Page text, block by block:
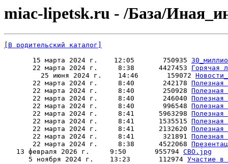
miac-lipetsk.ru - /База/
[В родительский каталог]
       15 марта 2024 г.    12:05       750935
       22 марта 2024 г.     8:38      4427453
Горячая
         25 июня 2024 г.    14:46       159072
       22 марта 2024 г.     8:40       242178
       22 марта 2024 г.     8:40       250928
       22 марта 2024 г.     8:40       246040
       22 марта 2024 г.     8:40       996548
       22 марта 2024 г.     8:41      5963298
       22 марта 2024 г.     8:41      1535515
       22 марта 2024 г.     8:41      2132620
       22 марта 2024 г.     8:41       321891
Полезная
       22 марта 2024 г.     8:38      4522068
   13 февраля 2026 г.     9:50       955794
СВО.jpg
      5 ноября 2024 г.    13:23       112974
Участие в